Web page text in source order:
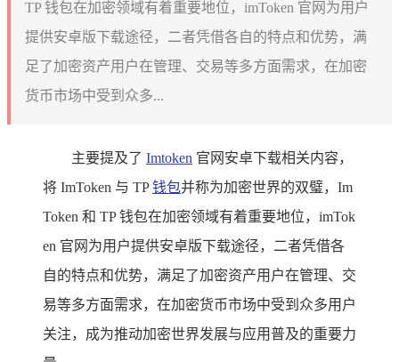
TP 钱包在加密领域有着重要地位，imToken 官网为用户
提供安卓版下载途径，二者凭借各自的特点和优势，满
足了加密资产用户在管理、交易等多方面需求，在加密
货币市场中受到众多...
主要提及了 Imtoken 官网安卓下载相关内容，
将 ImToken 与 TP钱包并称为加密世界的双璧，Im
Token 和 TP 钱包在加密领域有着重要地位，imTok
en 官网为用户提供安卓版下载途径，二者凭借各
自的特点和优势，满足了加密资产用户在管理、交
易等多方面需求，在加密货币市场中受到众多用户
关注，成为推动加密世界发展与应用普及的重要力